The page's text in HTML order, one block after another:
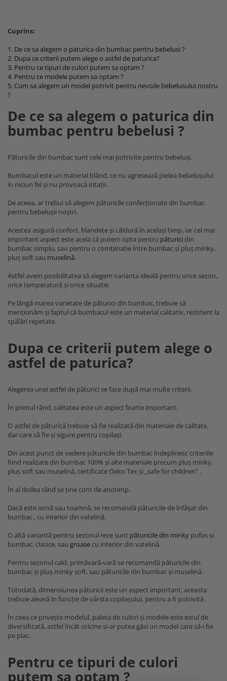
Patura Forma Ursulet
Patura Nou Nascuti
Fasa
Sac de Dormit
Sac de Infasat
Scutec de Infasat
Sistem - Vara
Sistem Nou Nascut
Sistem 0-3 Luni
Sistem Ieftin
Suport pentru Infasat
Scutece
140x70
Saltele
Baldachin
Cearsafuri si protectii
Somn
Speciala
Suport
Sustinere
Torticolis
3 Luni
6 Luni
SETURI
Plapuma si Perna
Set Pilota si Perna
Set Paturica si Perna
Set Cuverturi si Pernute
Bebe - Plaja
Copii
Copii - Bumbac
Copii - Gluga
Copii - Plaja
Copii - Plaja cu Gluga
Copii - Poncho
Copii - Poncho Plaja
Cu Capison - Bebe
Roz
Pat Stivuibil
Scaune
Lemn
Mese
Modulare
CRESA
Ghiozdane
Ghiozdane Baieti
Saculeti
Cuprins:
1. De ce sa alegem o paturica din bumbac pentru bebelusi ?
2. Dupa ce criterii putem alege o astfel de paturica?
3. Pentru ce tipuri de culori putem sa optam ?
4. Pentru ce modele putem sa optam ?
5. Cum sa alegem un model potrivit pentru nevoile bebelusului nostru
?
De ce sa alegem o paturica din
bumbac pentru bebelusi ?
Păturicile din bumbac sunt cele mai potrivite pentru bebeluși.
Bumbacul este un material blând, ce nu agresează pielea bebelușului
în niciun fel și nu provoacă iritații.
De aceea, ar trebui să alegem păturicile confecționate din bumbac
pentru bebelușii noștri.
Acestea asigură confort, blandețe și căldură în același timp, iar cel mai
important aspect este acela că putem opta pentru păturici din
bumbac simplu, sau pentru o combinație între bumbac și pluș minky,
pluș soft sau muselină.
Astfel avem posibilitatea să alegem varianta ideală pentru orice sezon,
orice temperatură și orice situație.
Pe lângă marea varietate de păturici din bumbac, trebuie să
menționăm și faptul că bumbacul este un material calitativ, rezistent la
spălări repetate.
Dupa ce criterii putem alege o
astfel de paturica?
Alegerea unei astfel de păturici se face după mai multe criterii.
În primul rând, calitatea este un aspect foarte important.
O astfel de păturică trebuie să fie realizată din materiale de calitate,
dar care să fie și sigure pentru copilași.
Din acest punct de vedere păturicile din bumbac îndeplinesc criteriile
fiind realizate din bumbac 100% și alte materiale precum pluș minky,
pluș soft sau muselină, certificate Oeko Tex și „safe for children” .
În al doilea rând se ține cont de anotimp.
Dacă este iarnă sau toamnă, se recomandă păturicile de înfășat din
bumbac , cu interior din vatelină.
O altă variantă pentru sezonul rece sunt păturicile din minky pufos și
bumbac, clasice, sau groase cu interior din vatelină.
Pentru sezonul cald, primăvară-vară se recomandă păturicile din
bumbac și pluș minky soft, sau păturicile din bumbac și muselină.
Totodată, dimensiunea păturicii este un aspect important, aceasta
trebuie aleasă în funcție de vârsta copilașului, pentru a fi potrivită .
În ceea ce privește modelul, paleta de culori și modele este estul de
diversificată, astfel încât oricine și-ar putea găsi un model care să-i fie
pe plac.
Pentru ce tipuri de culori
putem sa optam ?